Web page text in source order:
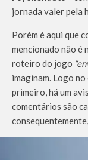
jornada valer pela
Porém é aqui que
mencionado não é
roteiro do jogo
imaginam. Logo
primeiro, há um
comentários são